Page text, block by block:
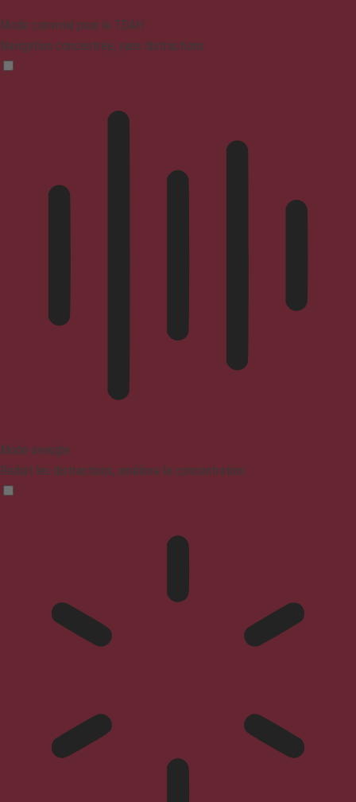
Mode convivial pour le TDAH
Navigation concentrée, sans distractions
Mode aveugle
Réduit les distractions, améliore la concentration